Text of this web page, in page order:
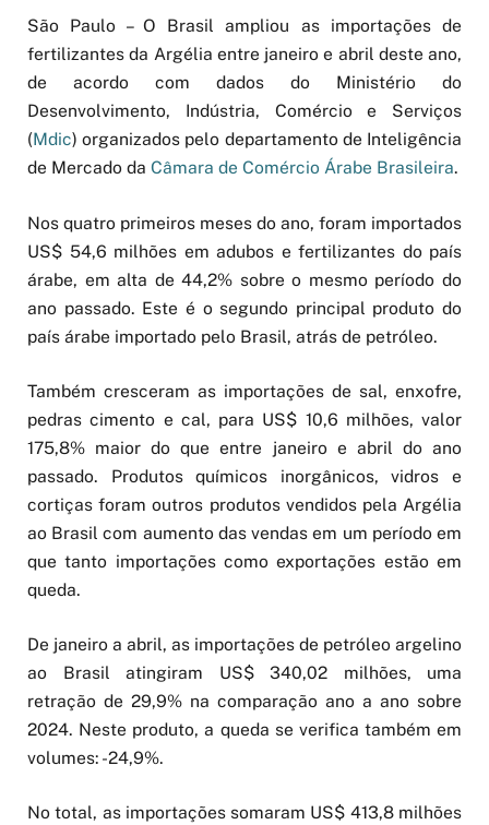
São Paulo – O Brasil ampliou as importações de
fertilizantes da Argélia entre janeiro e abril deste ano,
de acordo com dados do Ministério do
Desenvolvimento, Indústria, Comércio e Serviços
(Mdic) organizados pelo departamento de Inteligência
de Mercado da Câmara de Comércio Árabe Brasileira.
Nos quatro primeiros meses do ano, foram importados
US$ 54,6 milhões em adubos e fertilizantes do país
árabe, em alta de 44,2% sobre o mesmo período do
ano passado. Este é o segundo principal produto do
país árabe importado pelo Brasil, atrás de petróleo.
Também cresceram as importações de sal, enxofre,
pedras cimento e cal, para US$ 10,6 milhões, valor
175,8% maior do que entre janeiro e abril do ano
passado. Produtos químicos inorgânicos, vidros e
cortiças foram outros produtos vendidos pela Argélia
ao Brasil com aumento das vendas em um período em
que tanto importações como exportações estão em
queda.
De janeiro a abril, as importações de petróleo argelino
ao Brasil atingiram US$ 340,02 milhões, uma
retração de 29,9% na comparação ano a ano sobre
2024. Neste produto, a queda se verifica também em
volumes: -24,9%.
No total, as importações somaram US$ 413,8 milhões